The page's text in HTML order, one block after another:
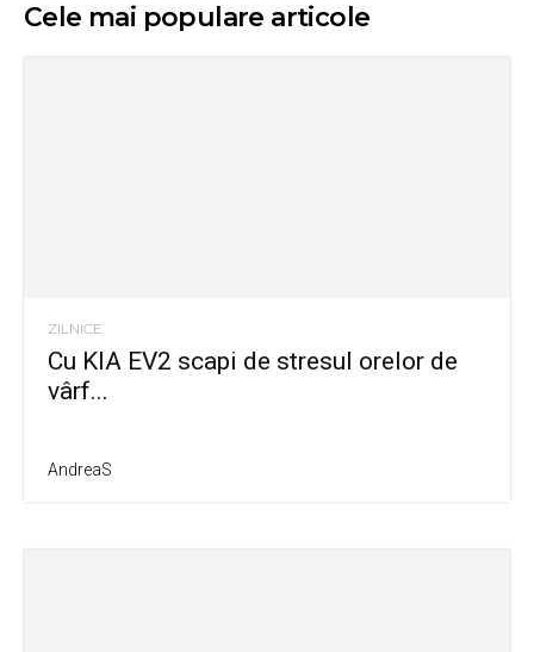
Cele mai populare articole
ZILNICE
Cu KIA EV2 scapi de stresul orelor de
vârf...
AndreaS